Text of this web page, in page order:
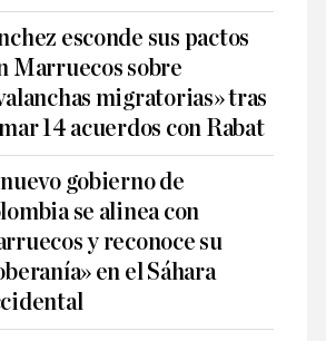
esconde sus pactos
Marruecos sobre
migratorias» tras
14 acuerdos con Rabat
gobierno de
se alinea con
y reconoce su
en el Sáhara